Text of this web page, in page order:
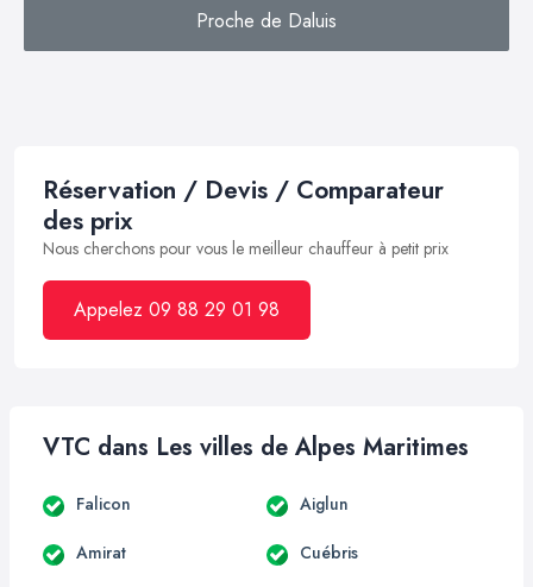
Proche de Daluis
Réservation / Devis / Comparateur
des prix
Nous cherchons pour vous le meilleur chauffeur à petit prix
Appelez 09 88 29 01 98
VTC dans Les villes de Alpes Maritimes
Falicon Aiglun
Amirat Cuébris